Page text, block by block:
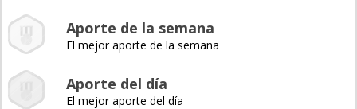
Aporte de la semana
El mejor aporte de la semana
Aporte del día
El mejor aporte del día